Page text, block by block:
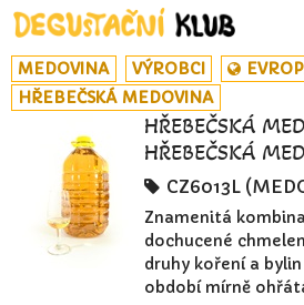
MEDOVINA VÝROBCI
HŘEBEČSKÁ MEDOVINA
HŘEBEČSKÁ
HŘEBEČSKÁ
CZ6013L
Znamenitá
dochucené
druhy koření a
období mírně